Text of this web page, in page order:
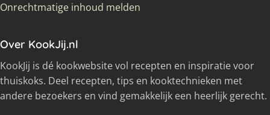
Onrechtmatige inhoud melden
Over KookJij.nl
KookJij is dé kookwebsite vol recepten en inspiratie voor
thuiskoks. Deel recepten, tips en kooktechnieken met
andere bezoekers en vind gemakkelijk een heerlijk gerecht.